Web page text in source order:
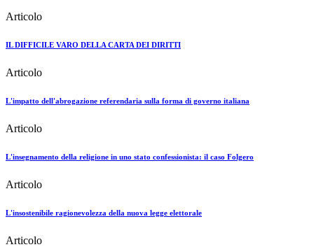
Articolo
IL DIFFICILE VARO DELLA CARTA DEI DIRITTI
Articolo
L'impatto dell'abrogazione referendaria sulla forma di governo italiana
Articolo
L'insegnamento della religione in uno stato confessionista: il caso Folgero
Articolo
L'insostenibile ragionevolezza della nuova legge elettorale
Articolo